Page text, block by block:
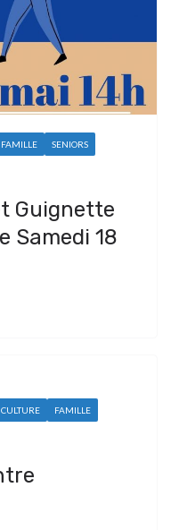
FAMILLE SENIORS
Guignette
Samedi 18
CULTURE FAMILLE